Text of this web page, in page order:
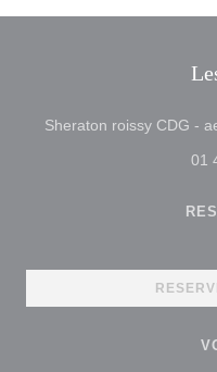
Sheraton roissy CDG -
01